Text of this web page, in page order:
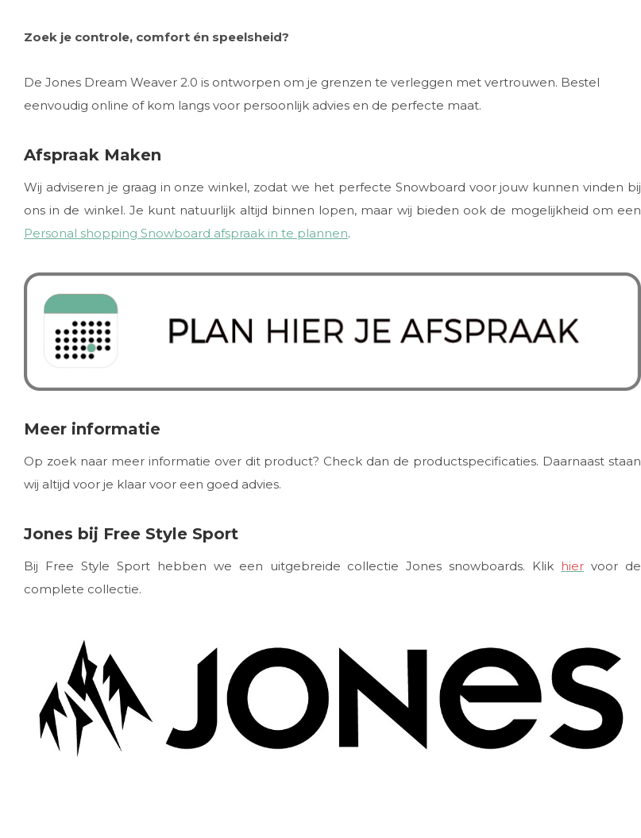
Zoek je controle, comfort én speelsheid?
De Jones Dream Weaver 2.0 is ontworpen om je grenzen te verleggen met vertrouwen. Bestel
eenvoudig online of kom langs voor persoonlijk advies en de perfecte maat.
Afspraak Maken
Wij adviseren je graag in onze winkel, zodat we het perfecte Snowboard voor jouw kunnen vinden bij
ons in de winkel. Je kunt natuurlijk altijd binnen lopen, maar wij bieden ook de mogelijkheid om een
Personal shopping Snowboard afspraak in te plannen.
Meer informatie
Op zoek naar meer informatie over dit product? Check dan de productspecificaties. Daarnaast staan
wij altijd voor je klaar voor een goed advies.
Jones bij Free Style Sport
Bij Free Style Sport hebben we een uitgebreide collectie Jones snowboards. Klik hier voor de
complete collectie.